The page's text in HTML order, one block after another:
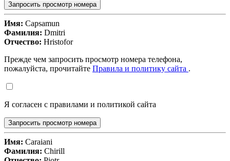
Запросить просмотр номера
Имя: Capsamun
Фамилия: Dmitri
Отчество: Hristofor
Прежде чем запросить просмотр номера телефона,
пожалуйста, прочитайте Правила и политику сайта .
Я согласен с правилами и политикой сайта
Запросить просмотр номера
Имя: Caraiani
Фамилия: Chirill